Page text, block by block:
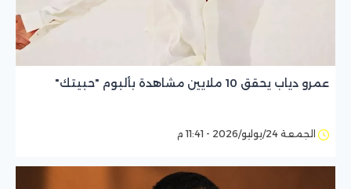
عمرو دياب يحقق 10 ملايين مشاهدة بألبوم "حبيتك"
الجمعة 24/يوليو/2026 - 11:41 م